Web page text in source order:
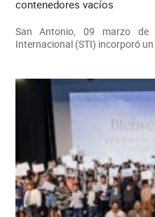
contenedores vacíos
San Antonio, 09 marzo de
Internacional (STI) incorporó un